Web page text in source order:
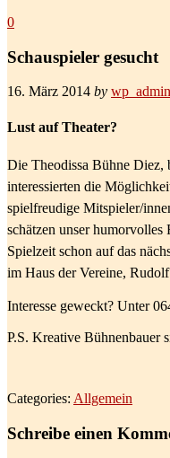
0
Schauspieler gesucht
16. März 2014 by wp_admin
Lust auf Theater?
Die Theodissa Bühne Diez,
interessierten die
spielfreudige Mitspieler/
schätzen unser humorvolles
Spielzeit schon auf das
im Haus der Vereine,
Interesse geweckt? Unter
P.S. Kreative Bühnenbauer
Categories: Allgemein
Schreibe einen